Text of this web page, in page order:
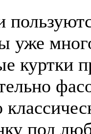
уже
куртки
под